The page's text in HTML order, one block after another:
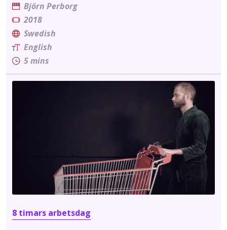
Björn Perborg
2018
Swedish
English
5
8 timars arbetsdag